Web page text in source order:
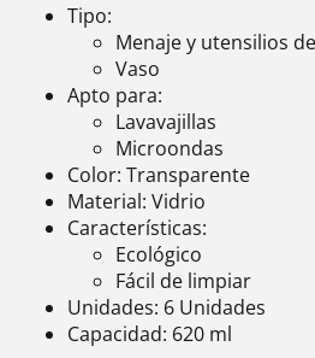
Tipo:
Menaje y utensilios
Vaso
Apto para:
Lavavajillas
Microondas
Color: Transparente
Material: Vidrio
Características:
Ecológico
Fácil de limpiar
Unidades: 6 Unidades
Capacidad: 620 ml